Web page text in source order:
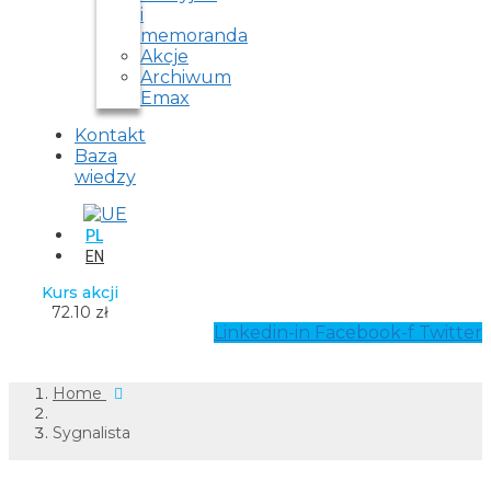
i
memoranda
Akcje
Archiwum
Emax
Kontakt
Baza
wiedzy
PL
EN
Kurs akcji
72.10 zł
Linkedin-in Facebook-f Twitter
Home
Sygnalista